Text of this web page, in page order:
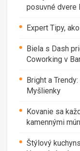
posuvné dvere
Expert Tipy,
Biela s Dash
Coworking v
Bright a
Myšlienky
Kovanie sa
kamennými
Štýlový